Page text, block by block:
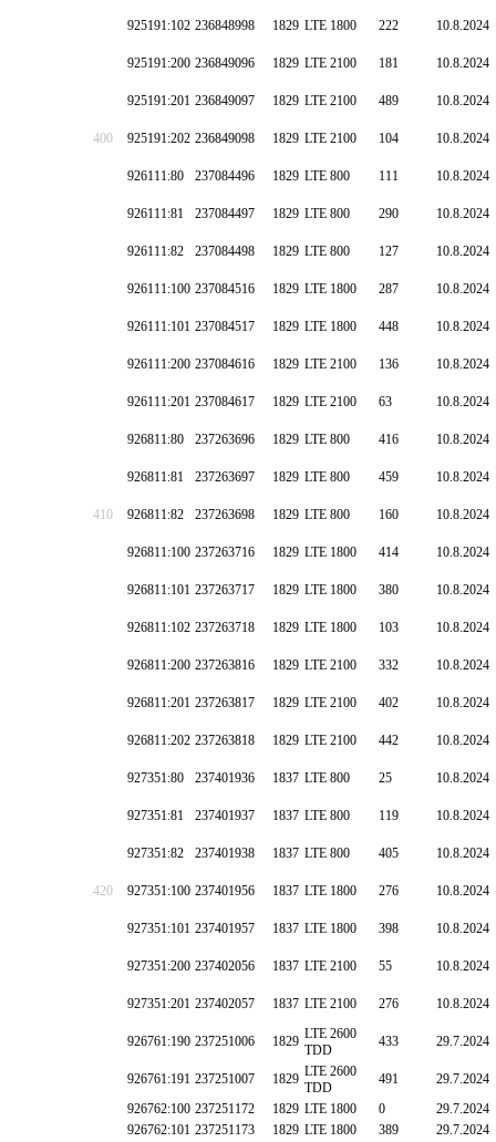
925191:102 236848998 1829 LTE 1800 222 10.8.2024
925191:200 236849096 1829 LTE 2100 181 10.8.2024
925191:201 236849097 1829 LTE 2100 489 10.8.2024
400 925191:202 236849098 1829 LTE 2100 104 10.8.2024
926111:80 237084496 1829 LTE 800 111 10.8.2024
926111:81 237084497 1829 LTE 800 290 10.8.2024
926111:82 237084498 1829 LTE 800 127 10.8.2024
926111:100 237084516 1829 LTE 1800 287 10.8.2024
926111:101 237084517 1829 LTE 1800 448 10.8.2024
926111:200 237084616 1829 LTE 2100 136 10.8.2024
926111:201 237084617 1829 LTE 2100 63 10.8.2024
926811:80 237263696 1829 LTE 800 416 10.8.2024
926811:81 237263697 1829 LTE 800 459 10.8.2024
410 926811:82 237263698 1829 LTE 800 160 10.8.2024
926811:100 237263716 1829 LTE 1800 414 10.8.2024
926811:101 237263717 1829 LTE 1800 380 10.8.2024
926811:102 237263718 1829 LTE 1800 103 10.8.2024
926811:200 237263816 1829 LTE 2100 332 10.8.2024
926811:201 237263817 1829 LTE 2100 402 10.8.2024
926811:202 237263818 1829 LTE 2100 442 10.8.2024
927351:80 237401936 1837 LTE 800 25 10.8.2024
927351:81 237401937 1837 LTE 800 119 10.8.2024
927351:82 237401938 1837 LTE 800 405 10.8.2024
420 927351:100 237401956 1837 LTE 1800 276 10.8.2024
927351:101 237401957 1837 LTE 1800 398 10.8.2024
927351:200 237402056 1837 LTE 2100 55 10.8.2024
927351:201 237402057 1837 LTE 2100 276 10.8.2024
926761:190 237251006 1829 LTE 2600
TDD
433 29.7.2024
926761:191 237251007 1829 LTE 2600
TDD
491
29.7.2024
926762:100 237251172 1829 LTE 1800 0
29.7.2024
926762:101 237251173 1829 LTE 1800 389
29.7.2024